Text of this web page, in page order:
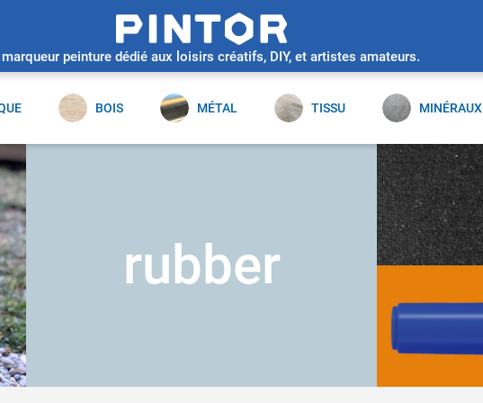
marqueur peinture dédié aux loisirs créatifs, DIY, et artistes amateurs.
BOIS MÉTAL TISSU MINÉRAUX
rubber